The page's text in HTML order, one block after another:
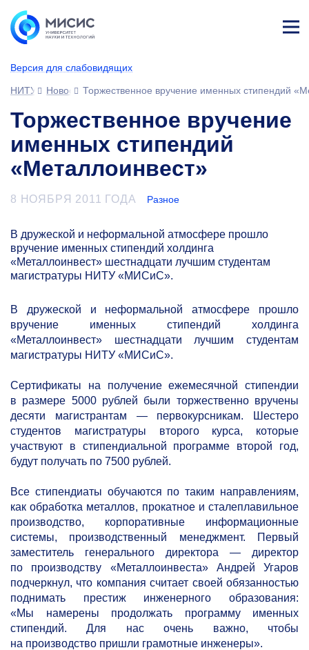
Версия для слабовидящих
ине
НИТУ МИСИС
НовостиТоржественное вручение именных стипендий
Торжественное вручение
именных стипендий
«Металлоинвест»
8 НОЯБРЯ 2011 ГОДА Разное
В дружеской и неформальной атмосфере прошло
вручение именных стипендий холдинга
«Металлоинвест» шестнадцати лучшим студентам
магистратуры НИТУ «МИСиС».
В дружеской и неформальной атмосфере прошло
вручение именных стипендий холдинга
«Металлоинвест» шестнадцати лучшим студентам
магистратуры НИТУ «МИСиС».
Сертификаты на получение ежемесячной стипендии
в размере 5000 рублей были торжественно вручены
десяти магистрантам — первокурсникам. Шестеро
студентов магистратуры второго курса, которые
участвуют в стипендиальной программе второй год,
будут получать по 7500 рублей.
Все стипендиаты обучаются по таким направлениям,
как обработка металлов, прокатное и сталеплавильное
производство, корпоративные информационные
системы, производственный менеджмент. Первый
заместитель генерального директора — директор
по производству «Металлоинвеста» Андрей Угаров
подчеркнул, что компания считает своей обязанностью
поднимать престиж инженерного образования:
«Мы намерены продолжать программу именных
стипендий. Для нас очень важно, чтобы
на производство пришли грамотные инженеры».